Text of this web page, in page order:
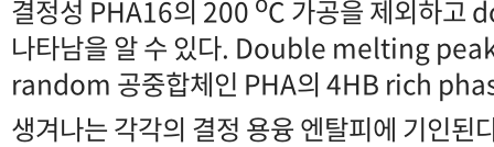
결정성 PHA16의 200 C 가공을 제외하
나타남을 알 수 있다. Double melting
random 공중합체인 PHA의 4HB rich
생겨나는 각각의 결정 용융 엔탈피에 기인된